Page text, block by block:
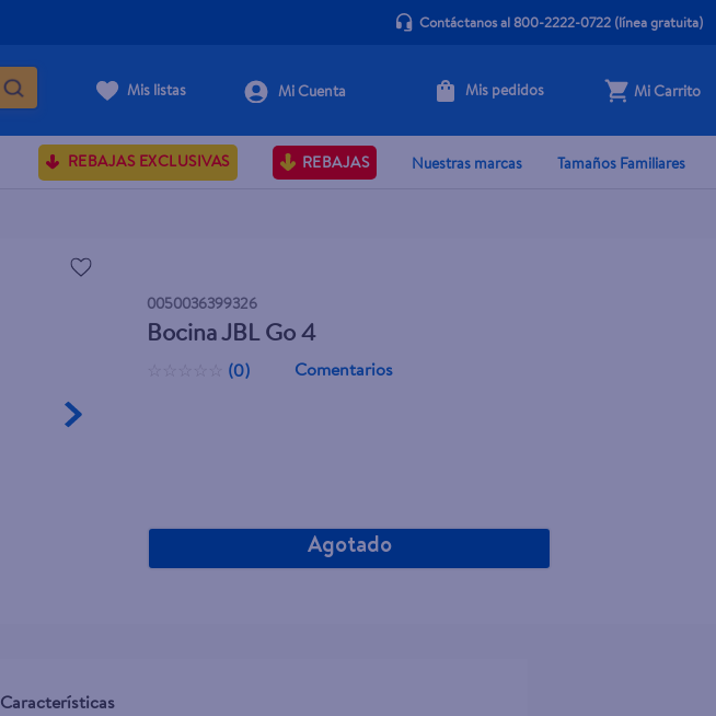
Contáctanos al 800-2222-0722(línea gratuita)
Mis listas Mis pedidos Mi Carrito
REBAJAS EXCLUSIVAS REBAJAS Nuestras marcas Tamaños Familiares
0050036399326
Bocina JBL Go 4
(0) Comentarios
Agotado
Agotado
Características